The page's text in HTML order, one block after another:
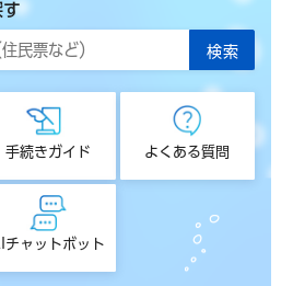
手続きガイド よくある質問
チャットボット